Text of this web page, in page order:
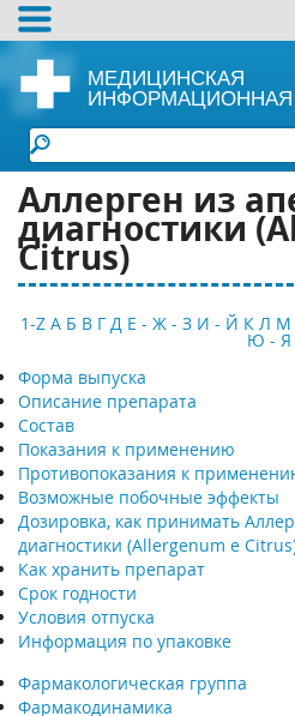
МЕДИЦИНСКАЯ
ИНФОРМАЦИОННАЯ
Аллерген из
диагностики
Citrus)
1-Z А Б В Г Д Е - Ж - З И - Й К Л М
Ю - Я
Форма выпуска
Описание препарата
Состав
Показания к применению
Противопоказания к
Возможные побочные эффекты
Дозировка, как принимать
диагностики (Allergenum e
Как хранить препарат
Срок годности
Условия отпуска
Информация по упаковке
Фармакологическая группа
Фармакодинамика